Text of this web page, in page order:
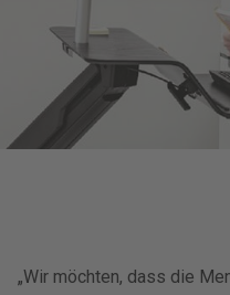
„Wir möchten, dass die